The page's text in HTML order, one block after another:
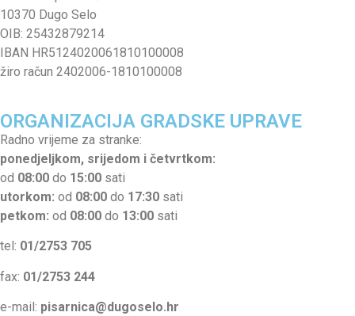
10370 Dugo Selo
OIB: 25432879214
IBAN HR5124020061810100008
žiro račun 2402006-1810100008
ORGANIZACIJA GRADSKE UPRAVE
Radno vrijeme za stranke:
ponedjeljkom, srijedom i četvrtkom:
od 08:00 do 15:00 sati
utorkom: od 08:00 do 17:30 sati
petkom: od 08:00 do 13:00 sati
tel: 01/2753 705
fax: 01/2753 244
e-mail: pisarnica@dugoselo.hr